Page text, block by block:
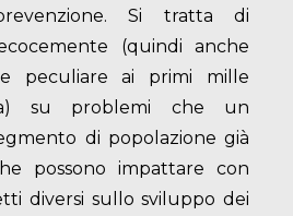
Si tratta di
(quindi anche
peculiare ai primi mille
su problemi che un
di popolazione già
possono impattare con
diversi sullo sviluppo dei